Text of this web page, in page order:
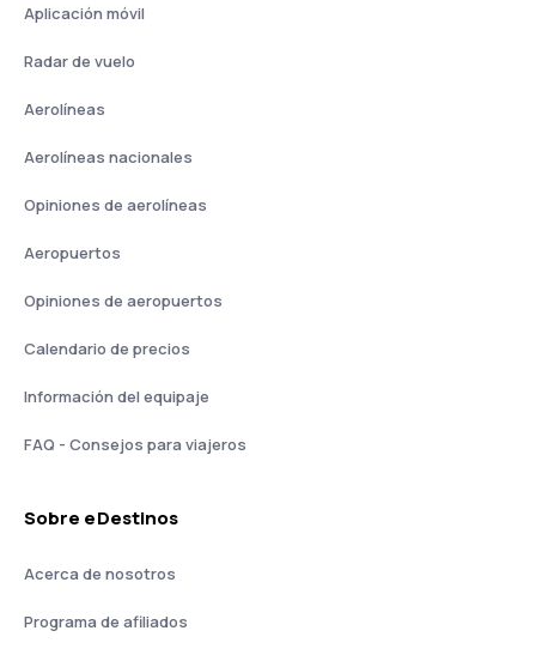
Aplicación móvil
Radar de vuelo
Aerolíneas
Aerolíneas nacionales
Opiniones de aerolíneas
Aeropuertos
Opiniones de aeropuertos
Calendario de precios
Información del equipaje
FAQ - Consejos para viajeros
Sobre eDestinos
Acerca de nosotros
Programa de afiliados